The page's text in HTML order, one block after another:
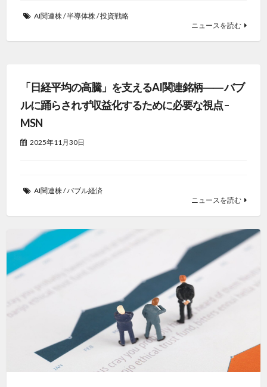
AI関連株/半導体株/投資戦略
ニュースを読む
「日経平均の高騰」を支えるAI関連銘柄―― バブ
ルに踊らされず収益化するために必要な視点 –
MSN
2025年11月30日
AI関連株/バブル経済
ニュースを読む